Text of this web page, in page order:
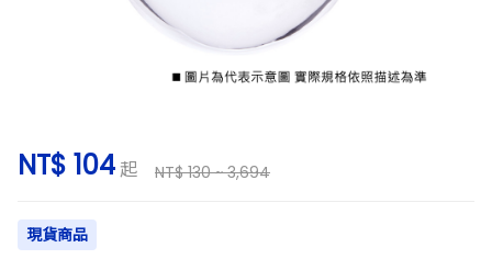
NT$ 104起 NT$ 130 ~ 3,694
現貨商品